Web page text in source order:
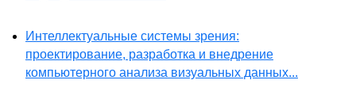
Интеллектуальные системы зрения:
проектирование, разработка и внедрение
компьютерного анализа визуальных данных...